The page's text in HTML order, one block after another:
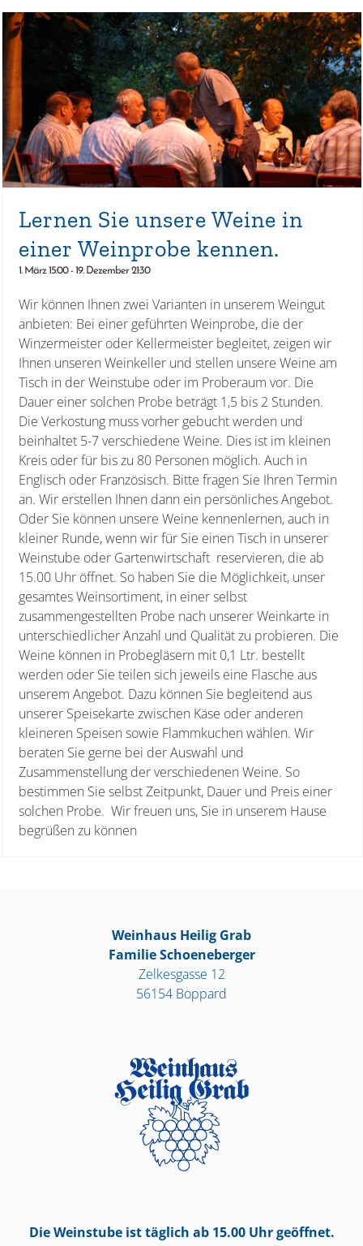
Lernen Sie unsere Weine in
einer Weinprobe kennen.
1. März 15:00- 19. Dezember 21:30
Wir können Ihnen zwei Varianten in unserem Weingut
anbieten: Bei einer geführten Weinprobe, die der
Winzermeister oder Kellermeister begleitet, zeigen wir
Ihnen unseren Weinkeller und stellen unsere Weine am
Tisch in der Weinstube oder im Proberaum vor. Die
Dauer einer solchen Probe beträgt 1,5 bis 2 Stunden.
Die Verkostung muss vorher gebucht werden und
beinhaltet 5-7 verschiedene Weine. Dies ist im kleinen
Kreis oder für bis zu 80 Personen möglich. Auch in
Englisch oder Französisch. Bitte fragen Sie Ihren Termin
an. Wir erstellen Ihnen dann ein persönliches Angebot.
Oder Sie können unsere Weine kennenlernen, auch in
kleiner Runde, wenn wir für Sie einen Tisch in unserer
Weinstube oder Gartenwirtschaft reservieren, die ab
15.00 Uhr öffnet. So haben Sie die Möglichkeit, unser
gesamtes Weinsortiment, in einer selbst
zusammengestellten Probe nach unserer Weinkarte in
unterschiedlicher Anzahl und Qualität zu probieren. Die
Weine können in Probegläsern mit 0,1 Ltr. bestellt
werden oder Sie teilen sich jeweils eine Flasche aus
unserem Angebot. Dazu können Sie begleitend aus
unserer Speisekarte zwischen Käse oder anderen
kleineren Speisen sowie Flammkuchen wählen. Wir
beraten Sie gerne bei der Auswahl und
Zusammenstellung der verschiedenen Weine. So
bestimmen Sie selbst Zeitpunkt, Dauer und Preis einer
solchen Probe. Wir freuen uns, Sie in unserem Hause
begrüßen zu können
Weinhaus Heilig Grab
Familie Schoeneberger
Zelkesgasse 12
56154 Boppard
Die Weinstube ist täglich ab 15.00 Uhr geöffnet.